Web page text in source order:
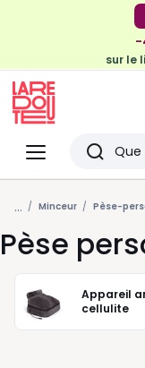
-
sur
Menu
Redoute
articles
vus
... Minceur Pèse-
Pèse
Appareil
cellulite